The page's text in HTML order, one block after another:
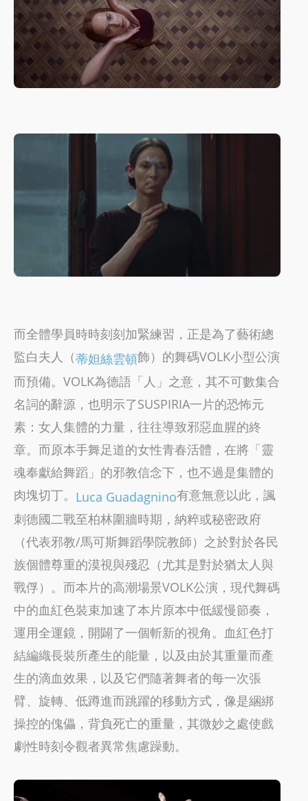
而全體學員時時刻刻加緊練習，正是為了藝術總
監白夫人（蒂妲絲雲頓飾）的舞碼VOLK小型公演
而預備。VOLK為德語「人」之意，其不可數集合
名詞的辭源，也明示了SUSPIRIA一片的恐怖元
素：女人集體的力量，往往導致邪惡血腥的終
章。而原本手舞足道的女性青春活體，在將「靈
魂奉獻給舞蹈」的邪教信念下，也不過是集體的
肉塊切丁。 Luca Guadagnino有意無意以此，諷
刺德國二戰至柏林圍牆時期，納粹或秘密政府
（代表邪教/馬可斯舞蹈學院教師）之於對於各民
族個體尊重的漠視與殘忍（尤其是對於猶太人與
戰俘）。而本片的高潮場景VOLK公演，現代舞碼
中的血紅色裝束加速了本片原本中低緩慢節奏，
運用全運鏡，開闢了一個斬新的視角。血紅色打
結編織長裝所產生的能量，以及由於其重量而產
生的滴血效果，以及它們隨著舞者的每一次張
臂、旋轉、低蹲進而跳躍的移動方式，像是綑綁
操控的傀儡，背負死亡的重量，其微妙之處使戲
劇性時刻令觀者異常焦慮躁動。